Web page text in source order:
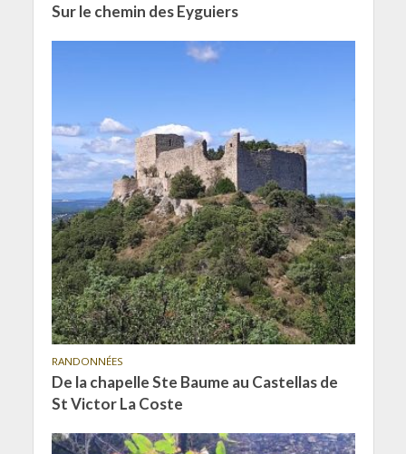
Sur le chemin des Eyguiers
RANDONNÉES
De la chapelle Ste Baume au Castellas de
St Victor La Coste